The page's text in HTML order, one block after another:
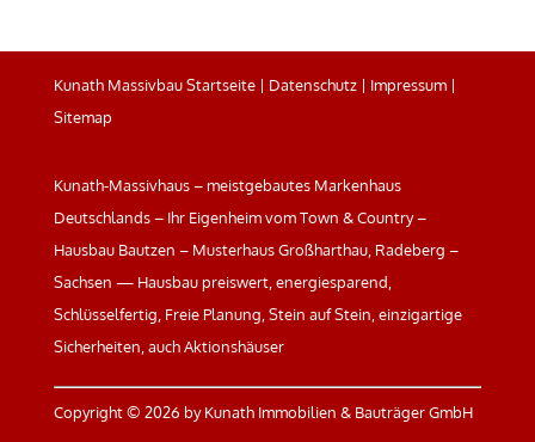
Kunath Massivbau Startseite| Datenschutz| Impressum|
Sitemap
Kunath-Massivhaus – meistgebautes Markenhaus
Deutschlands – Ihr Eigenheim vom Town & Country –
Hausbau Bautzen – Musterhaus Großharthau, Radeberg –
Sachsen — Hausbau preiswert, energiesparend,
Schlüsselfertig, Freie Planung, Stein auf Stein, einzigartige
Sicherheiten, auch Aktionshäuser
Copyright © 2026 by Kunath Immobilien & Bauträger GmbH